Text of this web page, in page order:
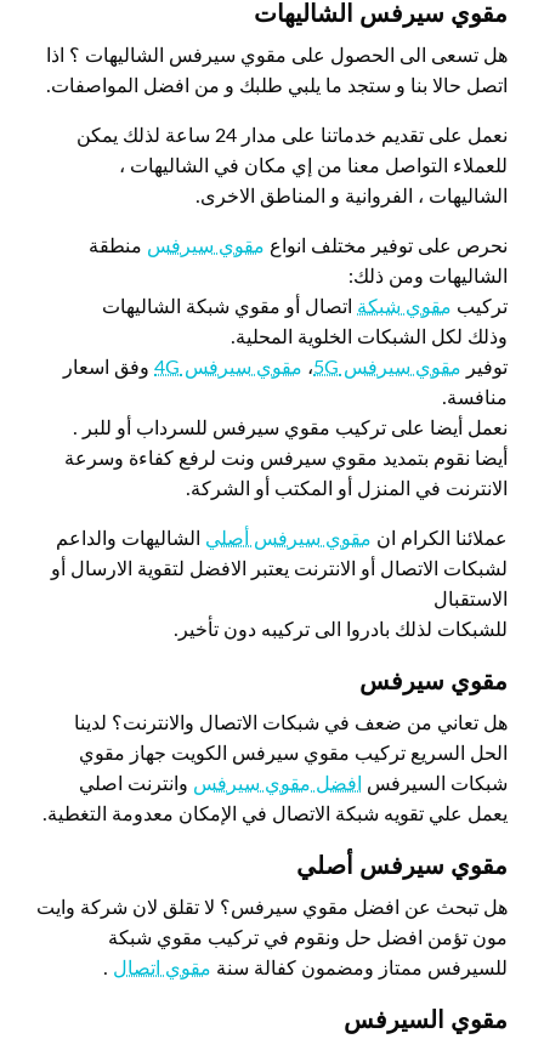
مقوي سيرفس الشاليهات
هل تسعى الى الحصول على مقوي سيرفس الشاليهات ؟ اذا
اتصل حالا بنا و ستجد ما يلبي طلبك و من افضل المواصفات.
نعمل على تقديم خدماتنا على مدار 24 ساعة لذلك يمكن
للعملاء التواصل معنا من إي مكان في الشاليهات ،
الشاليهات ، الفروانية و المناطق الاخرى.
نحرص على توفير مختلف انواع مقوي سيرفس منطقة
الشاليهات ومن ذلك:
تركيب مقوي شبكة اتصال أو مقوي شبكة الشاليهات
وذلك لكل الشبكات الخلوية المحلية.
توفير مقوي سيرفس 5G ، مقوي سيرفس 4G
وفق اسعار
منافسة.
نعمل أيضا على تركيب مقوي سيرفس للسرداب أو للبر .
أيضا نقوم بتمديد مقوي سيرفس ونت لرفع كفاءة وسرعة
الانترنت في المنزل أو المكتب أو الشركة.
عملائنا الكرام ان مقوي سيرفس أصلي الشاليهات والداعم
لشبكات الاتصال أو الانترنت يعتبر الافضل لتقوية الارسال أو
الاستقبال
للشبكات لذلك بادروا الى تركيبه دون تأخير.
مقوي سيرفس
هل تعاني من ضعف في شبكات الاتصال والانترنت؟ لدينا
الحل السريع تركيب مقوي سيرفس الكويت جهاز مقوي
شبكات السيرفس
افضل مقوي سيرفس وانترنت اصلي
يعمل علي تقويه شبكة الاتصال في الإمكان معدومة التغطية.
مقوي سيرفس أصلي
هل تبحث عن افضل مقوي سيرفس؟ لا تقلق لان شركة وايت
مون تؤمن افضل حل ونقوم في تركيب مقوي شبكة
للسيرفس ممتاز ومضمون كفالة سنة مقوي اتصال .
مقوي السيرفس